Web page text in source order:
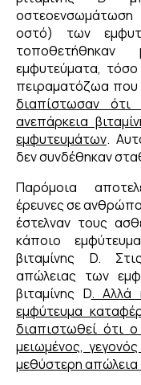
οστό) των
εμφυτεύματα,
πειραματόζωα που
διαπίστωσαν
ανεπάρκεια
εμφυτευμάτων.
δεν συνδέθηκαν
Παρόμοια
έρευνες σε
έστελναν τους
κάποιο
βιταμίνης D.
απώλειας των
βιταμίνης D. Αλλά
εμφύτευμα
διαπιστωθεί ότι
μειωμένος,
μεθύστερη